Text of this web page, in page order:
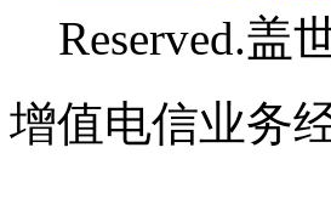
Reserved.盖
增值电信业务